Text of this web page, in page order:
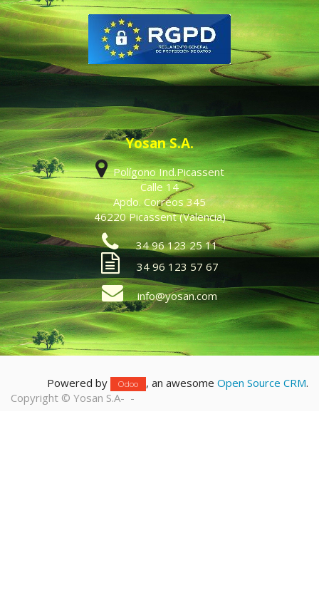
Yosan S.A.
Polígono Ind.Picassent
Calle 14
Apdo. Correos 345
46220 Picassent (Valencia)
34 96 123 25 11
34 96 123 57 67
info@yosan.com
Powered by Odoo , an awesome Open Source CRM.
Copyright © Yosan S.A- -